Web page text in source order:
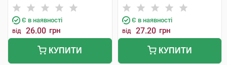
Є в наявності
від 26.00 грн
КУПИТИ
Є в наявності
від 27.20 грн
КУПИТИ